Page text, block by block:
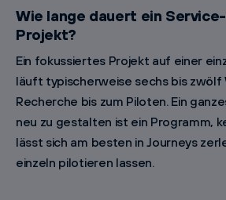
Wie lange dauert ein
Projekt?
Ein fokussiertes Projekt auf einer
läuft typischerweise sechs bis zwölf
Recherche bis zum Piloten. Ein
neu zu gestalten ist ein Programm,
lässt sich am besten in Journeys
einzeln pilotieren lassen.